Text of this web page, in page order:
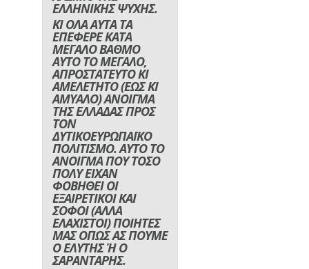
ΕΛΛΗΝΙΚΗΣ ΨΥΧΗΣ.
ΚΙ ΟΛΑ ΑΥΤΑ ΤΑ
ΕΠΕΦΕΡΕ ΚΑΤΑ
ΜΕΓΑΛΟ ΒΑΘΜΟ
ΑΥΤΟ ΤΟ ΜΕΓΑΛΟ,
ΑΠΡΟΣΤΑΤΕΥΤΟ ΚΙ
ΑΜΕΛΕΤΗΤΟ (ΕΩΣ ΚΙ
ΑΜΥΑΛΟ) ΑΝΟΙΓΜΑ
ΤΗΣ ΕΛΛΑΔΑΣ ΠΡΟΣ
ΤΟΝ
ΔΥΤΙΚΟΕΥΡΩΠΑΪΚΟ
ΠΟΛΙΤΙΣΜΟ. ΑΥΤΟ ΤΟ
ΑΝΟΙΓΜΑ ΠΟΥ ΤΟΣΟ
ΠΟΛΥ ΕΙΧΑΝ
ΦΟΒΗΘΕΙ ΟΙ
ΕΞΑΙΡΕΤΙΚΟΙ ΚΑΙ
ΣΟΦΟΙ (ΑΛΛΑ
ΕΛΑΧΙΣΤΟΙ) ΠΟΙΗΤΕΣ
ΜΑΣ ΟΠΩΣ ΑΣ ΠΟΥΜΕ
Ο ΕΛΥΤΗΣ Ή Ο
ΣΑΡΑΝΤΑΡΗΣ.